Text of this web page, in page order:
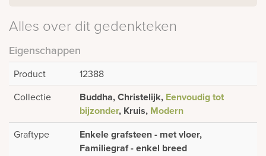
Alles over dit gedenkteken
Eigenschappen
Product
12388
Collectie
Buddha, Christelijk, Eenvoudig tot
bijzonder, Kruis, Modern
Graftype
Enkele grafsteen - met vloer,
Familiegraf - enkel breed